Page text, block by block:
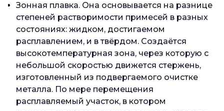
Зонная плавка. Она основывается на разнице
степеней растворимости примесей в разных
состояниях: жидком, достигаемом
расплавлением, и в твёрдом. Создаётся
высокотемпературная зона, через которую с
небольшой скоростью движется стержень,
изготовленный из подвергаемого очистке
металла. По мере перемещения
расплавляемый участок, в котором